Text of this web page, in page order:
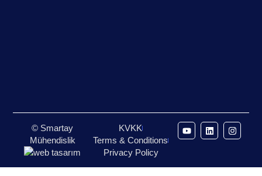
© Smartay
Mühendislik
KVKK
Terms & Conditions
Privacy Policy